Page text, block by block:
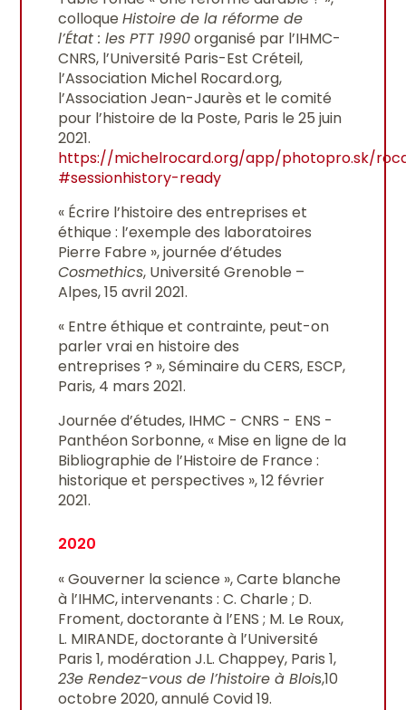
colloqueHistoire de la réforme de
l’État : les PTT 1990organisé par l’IHMC-
CNRS, l’Université Paris-Est Créteil,
l’Association Michel Rocard.org,
l’Association Jean-Jaurès et le comité
pour l’histoire de la Poste, Paris le 25 juin
2021.
https://michelrocard.org/app/photopro.sk/
#sessionhistory-ready
« Écrire l’histoire des entreprises et
éthique : l’exemple des laboratoires
Pierre Fabre », journée d’études
Cosmethics, Université Grenoble –
Alpes, 15 avril 2021.
« Entre éthique et contrainte, peut-on
parler vrai en histoire des
entreprises ? », Séminaire du CERS, ESCP,
Paris, 4 mars 2021.
Journée d’études, IHMC - CNRS - ENS -
Panthéon Sorbonne, « Mise en ligne de la
Bibliographie de l’Histoire de France :
historique et perspectives », 12 février
2021.
2020
« Gouverner la science », Carte blanche
à l’IHMC, intervenants : C. Charle ; D.
Froment, doctorante à l’ENS ; M. Le Roux,
L. MIRANDE, doctorante à l’Université
Paris 1, modération J.L. Chappey, Paris 1,
23e Rendez-vous de l’histoire à Blois,10
octobre 2020, annulé Covid 19.